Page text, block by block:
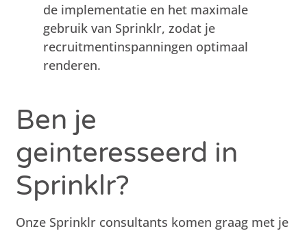
de implementatie en het maximale
gebruik van Sprinklr, zodat je
recruitmentinspanningen optimaal
renderen.
Ben je
geinteresseerd in
Sprinklr?
Onze Sprinklr consultants komen graag met je